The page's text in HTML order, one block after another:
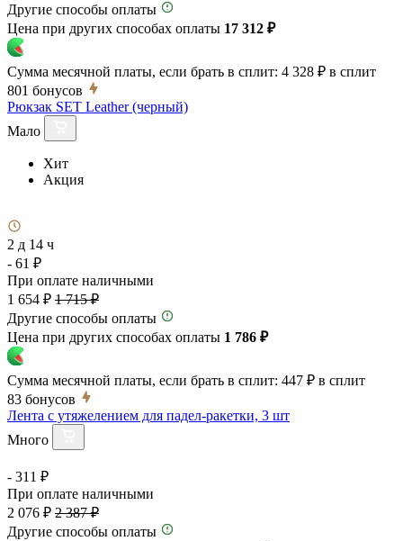
Другие способы оплаты
Цена при других способах оплаты 17 312 ₽
Сумма месячной платы, если брать в сплит: 4 328 ₽ в сплит
801 бонусов
Рюкзак SET Leather (черный)
Мало
Хит
Акция
2 д 14 ч
- 61 ₽
При оплате наличными
1 654 ₽ 1 715 ₽
Другие способы оплаты
Цена при других способах оплаты 1 786 ₽
Сумма месячной платы, если брать в сплит: 447 ₽ в сплит
83 бонусов
Лента с утяжелением для падел-ракетки, 3 шт
Много
- 311 ₽
При оплате наличными
2 076 ₽ 2 387 ₽
Другие способы оплаты